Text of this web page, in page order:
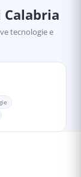
Calabria
tecnologie e